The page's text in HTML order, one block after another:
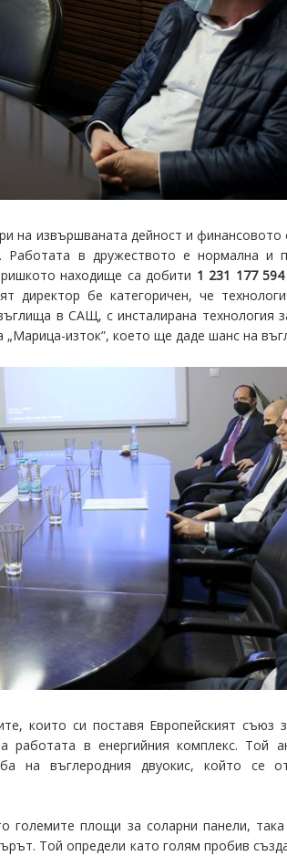
на извършваната дейност и
в дружеството е нормална и
находище са добити 1 231 177
директор бе категоричен, че
в САЩ, с инсталирана технология
изток”, което ще даде шанс на
които си поставя Европейският съюз
в енергийния комплекс. Той
на въглеродния двуокис, който се
площи за соларни панели, така
Той определи като голям пробив